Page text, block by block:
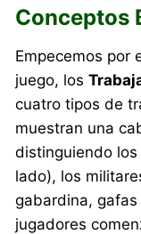
Conceptos
Empecemos por
juego, los
cuatro tipos de
muestran una
distinguiendo
lado), los
gabardina,
jugadores